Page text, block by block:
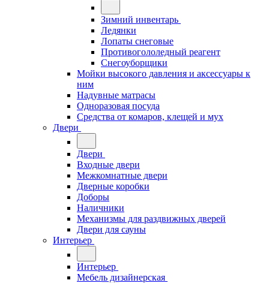
Зимний инвентарь
Ледянки
Лопаты снеговые
Противогололедный реагент
Снегоуборщики
Мойки высокого давления и аксессуары к
ним
Надувные матрасы
Одноразовая посуда
Средства от комаров, клещей и мух
Двери
Двери
Входные двери
Межкомнатные двери
Дверные коробки
Доборы
Наличники
Механизмы для раздвижных дверей
Двери для сауны
Интерьер
Интерьер
Мебель дизайнерская